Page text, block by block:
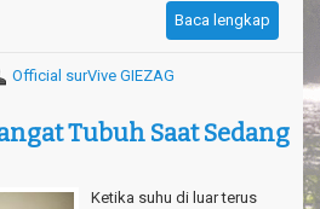
Baca lengkap
Official surVive GIEZAG
Tubuh Saat Sedang
Ketika suhu di luar terus